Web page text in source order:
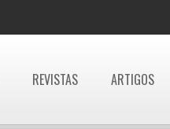
REVISTAS ARTIGOS